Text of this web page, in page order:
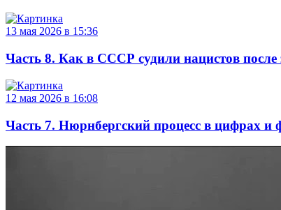
13 мая 2026 в 15:36
Часть 8. Как в СССР судили нацистов
12 мая 2026 в 16:08
Часть 7. Нюрнбергский процесс в цифрах и